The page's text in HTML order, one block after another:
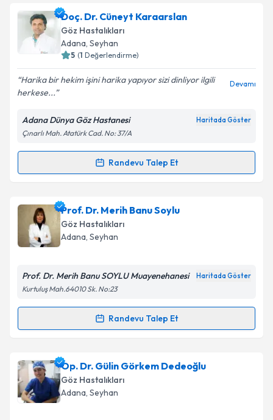
Takvim Talebini Gönder
Prof. Dr. İlter Varinliiçin randevu takvimi talebi
oluşturun. Size bu uzmandan randevu almanız için bir
takvim hazırlandığında e-posta ile bilgilendireceğiz.
Kişisel verilerimin işlenmesine ilişkin
Aydınlatma
Metni'ni okudum ve kişisel verilerimin belirtilen
kapsamda işlenmesini kabul ediyorum.
Doç. Dr. Cüneyt Karaarslan
Göz Hastalıkları
Adana, Seyhan
5 (1 Değerlendirme)
Harika bir hekim işini harika yapıyor sizi dinliyor ilgili
herkese...
Devamı
Adana Dünya Göz Hastanesi Haritada Göster
Çınarlı Mah. Atatürk Cad. No: 37/A
Randevu Talep Et
Randevu Takvimi Talebi
Doç. Dr. Cüneyt Karaarslaniçin randevu takvimi
talebi oluşturun. Size bu uzmandan randevu almanız
için bir takvim hazırlandığında e-posta ile
bilgilendireceğiz.
Kişisel verilerimin işlenmesine ilişkinAydınlatma
kapsamda işlenmesini kabul ediyorum.
Takvim Talebini Gönder
Prof. Dr. Merih Banu Soylu
Göz Hastalıkları
Adana, Seyhan
Prof. Dr. Merih Banu SOYLU Muayenehanesi Haritada Göster
Kurtuluş Mah.64010 Sk. No:23
Randevu Talep Et
Randevu Takvimi Talebi
Prof. Dr. Merih Banu Soyluiçin randevu takvimi
talebi oluşturun. Size bu uzmandan randevu almanız
için bir takvim hazırlandığında e-posta ile
bilgilendireceğiz.
Op. Dr. Gülin Görkem Dedeoğlu
Göz Hastalıkları
Adana, Seyhan